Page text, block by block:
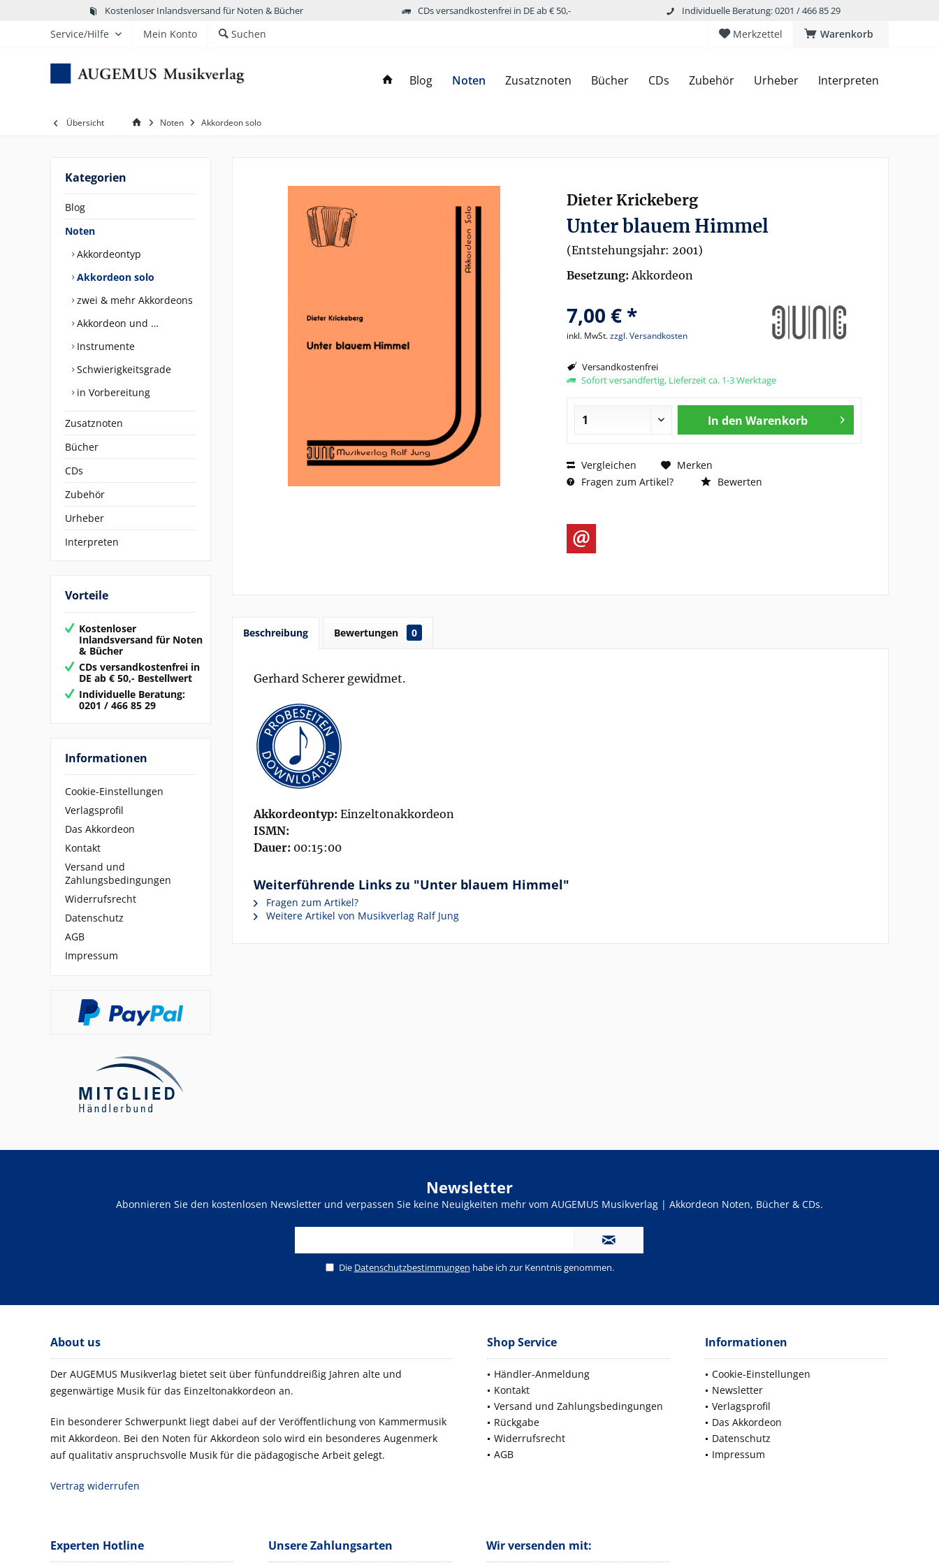
Kostenloser Inlandsversand für Noten & Bücher CDs versandkostenfrei in DE ab € 50,- Individuelle Beratung: 0201 / 466 85 29
Warenkorb
Merkzettel
Service/Hilfe Mein Konto Suchen
Blog Noten Zusatznoten Bücher CDs Zubehör Urheber Interpreten
Übersicht Noten Akkordeon solo
Kategorien
Blog
Noten
Akkordeontyp
Akkordeon solo
zwei & mehr Akkordeons
Akkordeon und …
Instrumente
Schwierigkeitsgrade
in Vorbereitung
Zusatznoten
Bücher
CDs
Zubehör
Urheber
Interpreten
Vorteile
Kostenloser
Inlandsversand für Noten
& Bücher
CDs versandkostenfrei in
DE ab € 50,- Bestellwert
Individuelle Beratung:
0201 / 466 85 29
Informationen
Cookie-Einstellungen
Verlagsprofil
Das Akkordeon
Kontakt
Versand und
Zahlungsbedingungen
Widerrufsrecht
Datenschutz
AGB
Impressum
Dieter Krickeberg
Unter blauem Himmel
(Entstehungsjahr: 2001)
Besetzung: Akkordeon
7,00 € *
inkl. MwSt.zzgl. Versandkosten
Versandkostenfrei
Sofort versandfertig, Lieferzeit ca. 1-3 Werktage
In den Warenkorb
Vergleichen
Merken
Fragen zum Artikel?
Bewerten
Beschreibung Bewertungen 0
Gerhard Scherer gewidmet.
Akkordeontyp: Einzeltonakkordeon
ISMN:
Dauer: 00:15:00
Weiterführende Links zu "Unter blauem Himmel"
Fragen zum Artikel?
Weitere Artikel von Musikverlag Ralf Jung
Newsletter
Abonnieren Sie den kostenlosen Newsletter und verpassen Sie keine Neuigkeiten mehr vom AUGEMUS Musikverlag | Akkordeon Noten, Bücher & CDs.
Die Datenschutzbestimmungen habe ich zur Kenntnis genommen.
About us
Der AUGEMUS Musikverlag bietet seit über fünfunddreißig Jahren alte und
gegenwärtige Musik für das Einzeltonakkordeon an.
Ein besonderer Schwerpunkt liegt dabei auf der Veröffentlichung von Kammermusik
mit Akkordeon. Bei den Noten für Akkordeon solo wird ein besonderes Augenmerk
auf qualitativ anspruchsvolle Musik für die pädagogische Arbeit gelegt.
Vertrag widerrufen
Shop Service
Händler-Anmeldung
Kontakt
Versand und Zahlungsbedingungen
Rückgabe
Widerrufsrecht
AGB
Informationen
Cookie-Einstellungen
Newsletter
Verlagsprofil
Das Akkordeon
Datenschutz
Impressum
Experten Hotline Unsere Zahlungsarten Wir versenden mit: